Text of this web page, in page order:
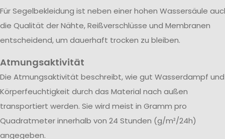
Für Segelbekleidung ist neben einer hohen Wassersäule
die Qualität der Nähte, Reißverschlüsse und Membranen
entscheidend, um dauerhaft trocken zu bleiben.
Atmungsaktivität
Die Atmungsaktivität beschreibt, wie gut Wasserdampf und
Körperfeuchtigkeit durch das Material nach außen
transportiert werden. Sie wird meist in Gramm pro
Quadratmeter innerhalb von 24 Stunden (g/m²/24h)
angegeben.